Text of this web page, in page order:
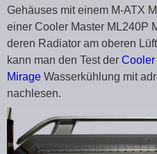
Gehäuses mit einem M-ATX
einer Cooler Master ML240P
deren Radiator am oberen
kann man den Test der Cooler
Mirage Wasserkühlung mit
nachlesen.